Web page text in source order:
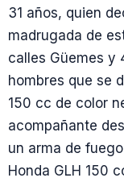
31 años, quien
madrugada de
calles Güemes y
hombres que se
150 cc de color
acompañante
un arma de
Honda GLH 150